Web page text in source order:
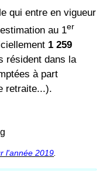
qui entre en vigueur
au 1er
1 259
résident dans la
tées à part
retraite...).
l'année 2019